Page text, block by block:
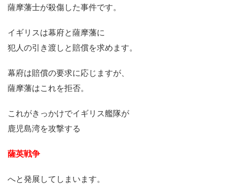
薩摩藩士が殺傷した事件です。
イギリスは幕府と薩摩藩に
犯人の引き渡しと賠償を求めます。
幕府は賠償の要求に応じますが、
薩摩藩はこれを拒否。
これがきっかけでイギリス艦隊が
鹿児島湾を攻撃する
薩英戦争
へと発展してしまいます。